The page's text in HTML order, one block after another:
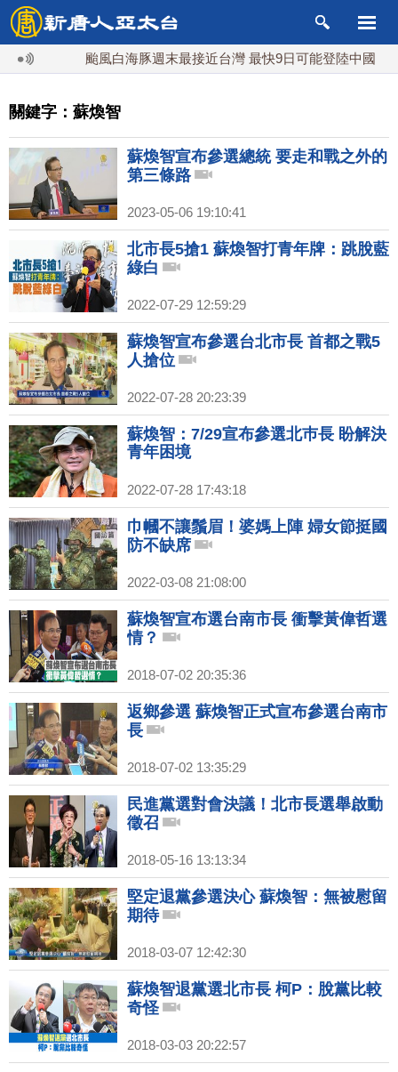
颱風白海豚週末最接近台灣 最快9日可能登陸中國
關鍵字：蘇煥智
蘇煥智宣布參選總統 要走和戰之外的
第三條路
2023-05-06 19:10:41
北市長5搶1 蘇煥智打青年牌：跳脫藍
綠白
2022-07-29 12:59:29
蘇煥智宣布參選台北市長 首都之戰5
人搶位
2022-07-28 20:23:39
蘇煥智：7/29宣布參選北巿長 盼解決
青年困境
2022-07-28 17:43:18
巾幗不讓鬚眉！婆媽上陣 婦女節挺國
防不缺席
2022-03-08 21:08:00
蘇煥智宣布選台南市長 衝擊黃偉哲選
情？
2018-07-02 20:35:36
返鄉參選 蘇煥智正式宣布參選台南市
長
2018-07-02 13:35:29
民進黨選對會決議！北市長選舉啟動
徵召
2018-05-16 13:13:34
堅定退黨參選決心 蘇煥智：無被慰留
期待
2018-03-07 12:42:30
蘇煥智退黨選北市長 柯P：脫黨比較
奇怪
2018-03-03 20:22:57